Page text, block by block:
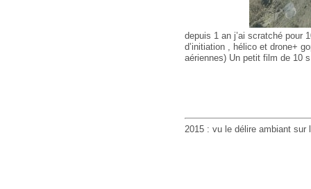
depuis 1 an j’ai scratché pour
d’initiation , hélico et drone+
aériennes) Un petit film de 10
2015 : vu le délire ambiant